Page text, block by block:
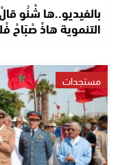
بالفيديو..ها شْنُو
التنموية هاذْ صْبَاحْ
مستجدات